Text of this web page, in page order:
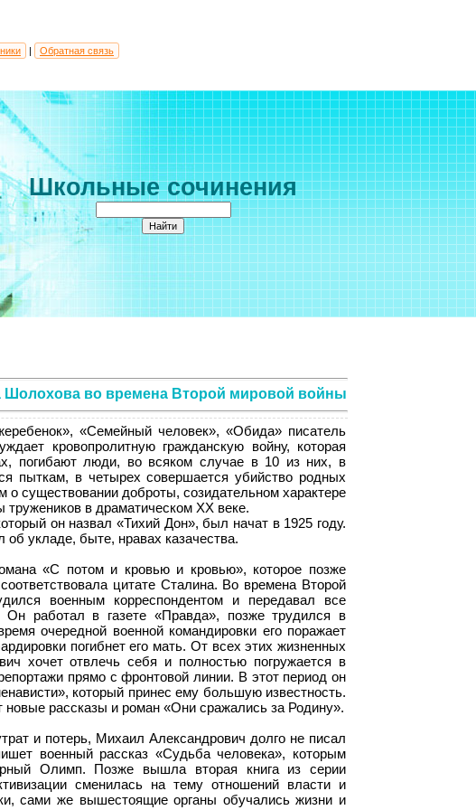
| Обратная связь
Школьные сочинения
Шолохова во времена Второй мировой войны
«Семейный человек», «Обида» писатель
кровопролитную гражданскую войну, которая
погибают люди, во всяком случае в 10 из них, в
пыткам, в четырех совершается убийство родных
существовании доброты, созидательном характере
тружеников в драматическом XX веке.
он назвал «Тихий Дон», был начат в 1925 году.
укладе, быте, нравах казачества.
«С потом и кровью и кровью», которое позже
цитате Сталина. Во времена Второй
военным корреспондентом и передавал все
работал в газете «Правда», позже трудился в
очередной военной командировки его поражает
погибнет его мать. От всех этих жизненных
хочет отвлечь себя и полностью погружается в
прямо с фронтовой линии. В этот период он
который принес ему большую известность.
рассказы и роман «Они сражались за Родину».
и потерь, Михаил Александрович долго не писал
военный рассказ «Судьба человека», которым
Олимп. Позже вышла вторая книга из серии
сменилась на тему отношений власти и
сами же вышестоящие органы обучались жизни и